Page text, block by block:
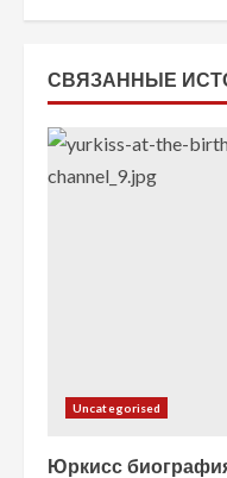
е
н
СВЯЗАННЫЕ
Uncategorised
Юркисс